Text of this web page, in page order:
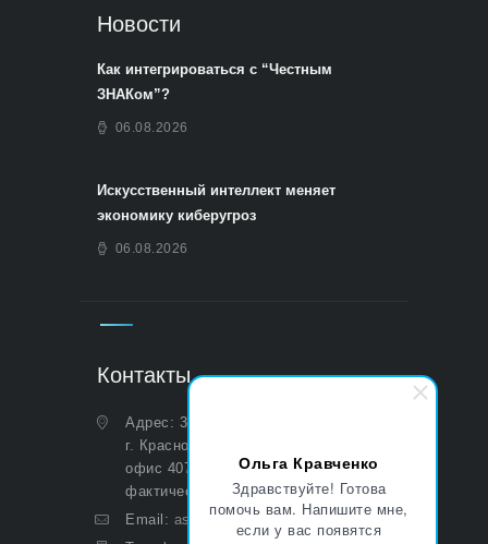
Ольга Кравченко
Здравствуйте! Готова
помочь вам. Напишите мне,
если у вас появятся
Новости
Как интегрироваться с “Честным
ЗНАКом”?
06.08.2026
Искусственный интеллект меняет
экономику киберугроз
06.08.2026
Контакты
Адрес: 350051, Краснодарский край,
г. Краснодар, ул. Дальняя, д. 27,
офис 407 (Юридический и
фактический)
Email: asp@aoasp.ru